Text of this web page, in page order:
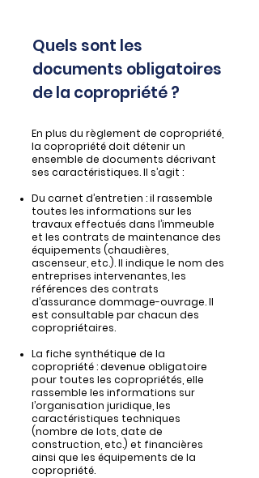
Quels sont les
documents obligatoires
de la copropriété ?
En plus du règlement de copropriété,
la copropriété doit détenir un
ensemble de documents décrivant
ses caractéristiques. Il s’agit :
Du carnet d’entretien : il rassemble
toutes les informations sur les
travaux effectués dans l’immeuble
et les contrats de maintenance des
équipements (chaudières,
ascenseur, etc.). Il indique le nom des
entreprises intervenantes, les
références des contrats
d’assurance dommage-ouvrage. Il
est consultable par chacun des
copropriétaires.
La fiche synthétique de la
copropriété : devenue obligatoire
pour toutes les copropriétés, elle
rassemble les informations sur
l’organisation juridique, les
caractéristiques techniques
(nombre de lots, date de
construction, etc.) et financières
ainsi que les équipements de la
copropriété.